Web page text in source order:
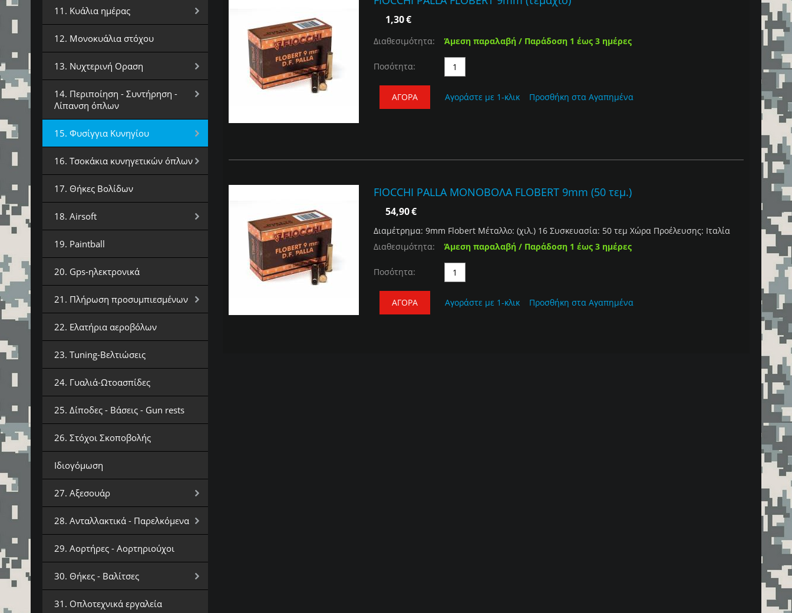
11. Κυάλια ημέρας
12. Μονοκυάλια στόχου
13. Νυχτερινή Οραση
14. Περιποίηση - Συντήρηση -
Λίπανση όπλων
15. Φυσίγγια Κυνηγίου
16. Τσοκάκια κυνηγετικών όπλων
17. Θήκες Βολίδων
18. Airsoft
19. Paintball
20. Gps-ηλεκτρονικά
21. Πλήρωση προσυμπιεσμένων
22. Ελατήρια αεροβόλων
23. Tuning-Βελτιώσεις
24. Γυαλιά-Ωτοασπίδες
25. Δίποδες - Βάσεις - Gun rests
26. Στόχοι Σκοποβολής
Ιδιογόμωση
27. Αξεσουάρ
28. Ανταλλακτικά - Παρελκόμενα
29. Αορτήρες - Αορτηριούχοι
30. Θήκες - Βαλίτσες
31. Οπλοτεχνικά εργαλεία
1,30€
Διαθεσιμότητα: Άμεση παραλαβή / Παράδοση 1 έως 3 ημέρες
Ποσότητα:
ΑΓΟΡΆ Αγοράστε με 1-κλικ Προσθήκη στα Αγαπημένα
FIOCCHI PALLA ΜΟΝΟΒΟΛΑ FLOBERT 9mm (50 τεμ.)
54,90€
Διαμέτρημα: 9mm Flobert Μέταλλο: (χιλ.) 16 Συσκευασία: 50 τεμ Χώρα Προέλευσης: Ιταλία
Διαθεσιμότητα:
Άμεση παραλαβή / Παράδοση 1 έως 3 ημέρες
Ποσότητα:
ΑΓΟΡΆ Αγοράστε με 1-κλικ Προσθήκη στα Αγαπημένα